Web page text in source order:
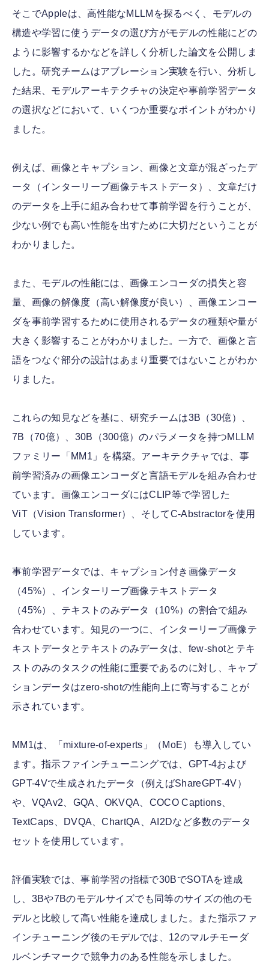
そこでAppleは、高性能なMLLMを探るべく、モデルの
構造や学習に使うデータの選び方がモデルの性能にどの
ように影響するかなどを詳しく分析した論文を公開しま
した。研究チームはアブレーション実験を行い、分析し
た結果、モデルアーキテクチャの決定や事前学習データ
の選択などにおいて、いくつか重要なポイントがわかり
ました。
例えば、画像とキャプション、画像と文章が混ざったデ
ータ（インターリーブ画像テキストデータ）、文章だけ
のデータを上手に組み合わせて事前学習を行うことが、
少ない例でも高い性能を出すために大切だということが
わかりました。
また、モデルの性能には、画像エンコーダの損失と容
量、画像の解像度（高い解像度が良い）、画像エンコー
ダを事前学習するために使用されるデータの種類や量が
大きく影響することがわかりました。一方で、画像と言
語をつなぐ部分の設計はあまり重要ではないことがわか
りました。
これらの知見などを基に、研究チームは3B（30億）、
7B（70億）、30B（300億）のパラメータを持つMLLM
ファミリー「MM1」を構築。アーキテクチャでは、事
前学習済みの画像エンコーダと言語モデルを組み合わせ
ています。画像エンコーダにはCLIP等で学習した
ViT（Vision Transformer）、そしてC-Abstractorを使用
しています。
事前学習データでは、キャプション付き画像データ
（45%）、インターリーブ画像テキストデータ
（45%）、テキストのみデータ（10%）の割合で組み
合わせています。知見の一つに、インターリーブ画像テ
キストデータとテキストのみデータは、few-shotとテキ
ストのみのタスクの性能に重要であるのに対し、キャプ
ションデータはzero-shotの性能向上に寄与することが
示されています。
MM1は、「mixture-of-experts」（MoE）も導入してい
ます。指示ファインチューニングでは、GPT-4および
GPT-4Vで生成されたデータ（例えばShareGPT-4V）
や、VQAv2、GQA、OKVQA、COCO Captions、
TextCaps、DVQA、ChartQA、AI2Dなど多数のデータ
セットを使用しています。
評価実験では、事前学習の指標で30BでSOTAを達成
し、3Bや7Bのモデルサイズでも同等のサイズの他のモ
デルと比較して高い性能を達成しました。また指示ファ
インチューニング後のモデルでは、12のマルチモーダ
ルベンチマークで競争力のある性能を示しました。